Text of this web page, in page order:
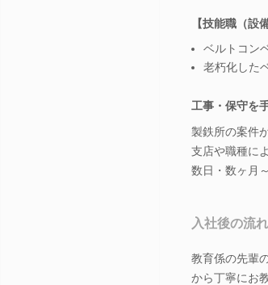
【技能職（設
ベルトコン
老朽化した
工事・保守を
製鉄所の案件
支店や職種に
数日・数ヶ月
入社後の流れ
教育係の先輩
から丁寧にお